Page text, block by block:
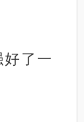
了一